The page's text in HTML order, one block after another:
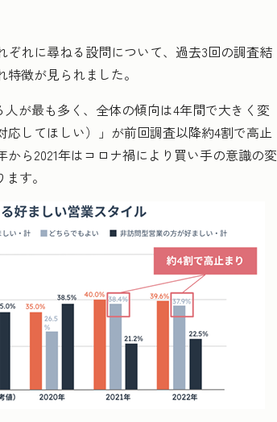
れに尋ねる設問について、過去3回の調査結
徴が見られました。
が最も多く、全体の傾向は4年間で大きく変
してほしい）」が前回調査以降約4割で高止
ら2021年はコロナ禍により買い手の意識の変
す。